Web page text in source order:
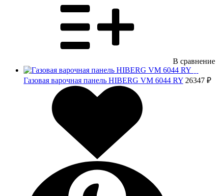
В сравнение
Газовая варочная панель HIBERG VM 6044 RY 26347 ₽